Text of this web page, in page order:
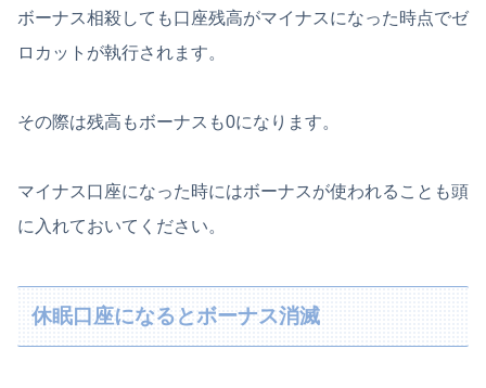
ボーナス相殺しても口座残高がマイナスになった時点でゼ
ロカットが執行されます。
その際は残高もボーナスも0になります。
マイナス口座になった時にはボーナスが使われることも頭
に入れておいてください。
休眠口座になるとボーナス消滅